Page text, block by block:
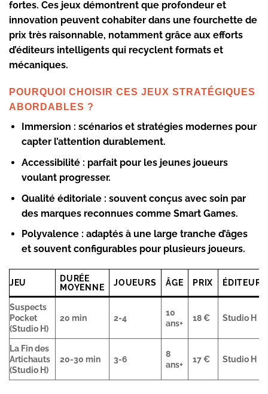
fortes. Ces jeux démontrent que profondeur et
innovation peuvent cohabiter dans une fourchette de
prix très raisonnable, notamment grâce aux efforts
d’éditeurs intelligents qui recyclent formats et
mécaniques.
POURQUOI CHOISIR CES JEUX STRATÉGIQUES
ABORDABLES ?
Immersion : scénarios et stratégies modernes pour
capter l’attention durablement.
Accessibilité : parfait pour les jeunes joueurs
voulant progresser.
Qualité éditoriale : souvent conçus avec soin par
des marques reconnues comme Smart Games.
Polyvalence : adaptés à une large tranche d’âges
et souvent configurables pour plusieurs joueurs.
JEU
DURÉE
MOYENNE
JOUEURS ÂGE PRIX ÉDITEUR
Suspects
Pocket
(Studio H)
20 min 2-4
10
ans+
18 € Studio H
La Fin des
Artichauts
(Studio H)
20-30 min 3-6
8
ans+
17 € Studio H